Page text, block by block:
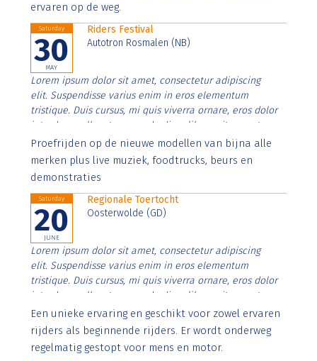
ervaren op de weg.
Saturday
30
MAY
Riders Festival
Autotron Rosmalen (NB)
Lorem ipsum dolor sit amet, consectetur adipiscing
elit. Suspendisse varius enim in eros elementum
tristique. Duis cursus, mi quis viverra ornare, eros dolor
interdum nulla, ut commodo diam libero vitae erat.
Aenean faucibus nibh et justo cursus id rutrum lorem
imperdiet. Nunc ut sem vitae risus tristique posuere.
Proefrijden op de nieuwe modellen van bijna alle
merken plus live muziek, foodtrucks, beurs en
demonstraties
Saturday
20
JUNE
Regionale Toertocht
Oosterwolde (GD)
Lorem ipsum dolor sit amet, consectetur adipiscing
elit. Suspendisse varius enim in eros elementum
tristique. Duis cursus, mi quis viverra ornare, eros dolor
interdum nulla, ut commodo diam libero vitae erat.
Aenean faucibus nibh et justo cursus id rutrum lorem
imperdiet. Nunc ut sem vitae risus tristique posuere.
Een unieke ervaring en geschikt voor zowel ervaren
rijders als beginnende rijders. Er wordt onderweg
regelmatig gestopt voor mens en motor.